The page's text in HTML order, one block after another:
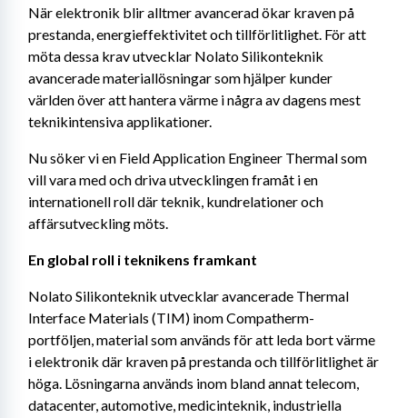
När elektronik blir alltmer avancerad ökar kraven på
prestanda, energieffektivitet och tillförlitlighet. För att
möta dessa krav utvecklar Nolato Silikonteknik
avancerade materiallösningar som hjälper kunder
världen över att hantera värme i några av dagens mest
teknikintensiva applikationer.
Nu söker vi en Field Application Engineer Thermalsom
vill vara med och driva utvecklingen framåt i en
internationell roll där teknik, kundrelationer och
affärsutveckling möts.
En global roll i teknikens framkant
Nolato Silikonteknik utvecklar avancerade Thermal
Interface Materials (TIM) inom Compatherm-
portföljen, material som används för att leda bort värme
i elektronik där kraven på prestanda och tillförlitlighet är
höga. Lösningarna används inom bland annat telecom,
datacenter, automotive, medicinteknik, industriella